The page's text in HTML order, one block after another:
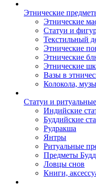
Этнические
Этнические
Статуи и
Текстильный
Этнические
Этнические
Этнические
Вазы в
Колокола,
Статуи и
Индийские
Буддийские
Рудракша
Янтры
Ритуальные
Предметы
Ловцы снов
Книги,